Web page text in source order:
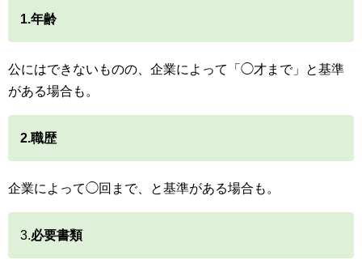
1.年齢
公にはできないものの、企業によって「◯才まで」と基準
がある場合も。
2.職歴
企業によって◯回まで、と基準がある場合も。
3.必要書類